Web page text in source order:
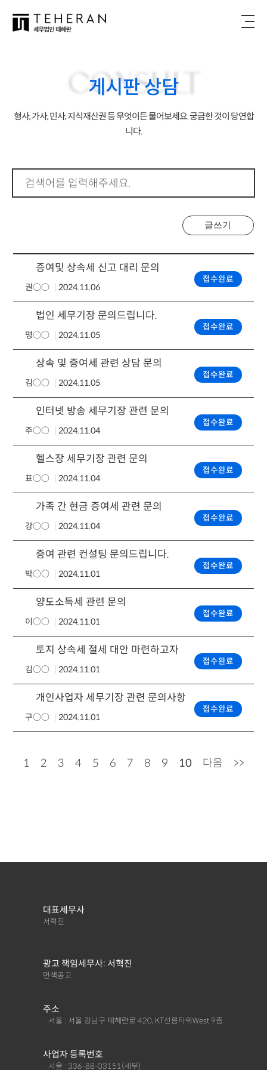
CONSULT
게시판 상담
형사, 가사, 민사, 지식재산권 등 무엇이든 물어보세요. 궁금한 것이 당연합
니다.
글쓰기
증여및 상속세 신고 대리 문의
권○○ 2024.11.06
접수완료
법인 세무기장 문의드립니다.
명○○ 2024.11.05
접수완료
상속 및 증여세 관련 상담 문의
김○○ 2024.11.05
접수완료
인터넷 방송 세무기장 관련 문의
주○○ 2024.11.04
접수완료
헬스장 세무기장 관련 문의
표○○ 2024.11.04
접수완료
가족 간 현금 증여세 관련 문의
강○○ 2024.11.04
접수완료
증여 관련 컨설팅 문의드립니다.
박○○ 2024.11.01
접수완료
양도소득세 관련 문의
이○○ 2024.11.01
접수완료
토지 상속세 절세 대안 마련하고자 문의드립니다.
김○○ 2024.11.01
접수완료
개인사업자 세무기장 관련 문의사항
구○○ 2024.11.01
접수완료
1 2 3 4 5 6 7 8 9 10 다음 >>
대표세무사
서혁진
광고 책임세무사: 서혁진
면책공고
주소
· 서울 : 서울 강남구 테헤란로 420, KT선릉타워West 9층
사업자 등록번호
· 서울 : 336-88-03151(세무)